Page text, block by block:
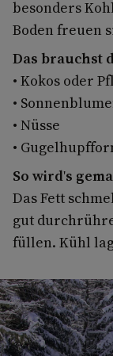
besonders
Boden freuen
Das brauchst
• Kokos­ oder
•
• Nüsse
•
So wird's
Das Fett
gut
füllen. Kühl